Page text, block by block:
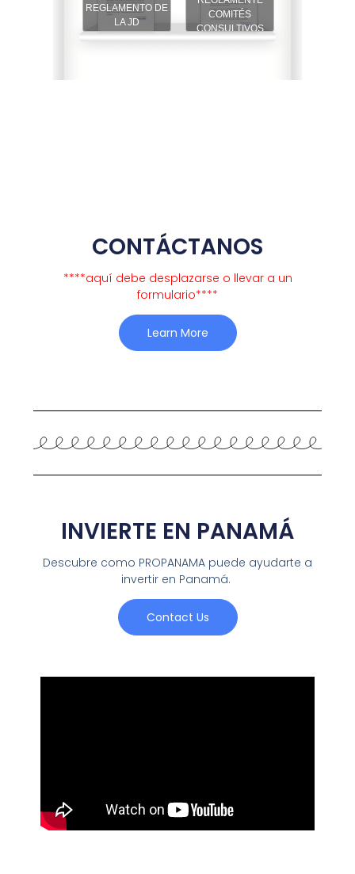
CONTÁCTANOS
****aquí debe desplazarse o llevar a un
formulario****
Learn More
INVIERTE EN PANAMÁ
Descubre como PROPANAMA puede ayudarte a
invertir en Panamá.
Contact Us